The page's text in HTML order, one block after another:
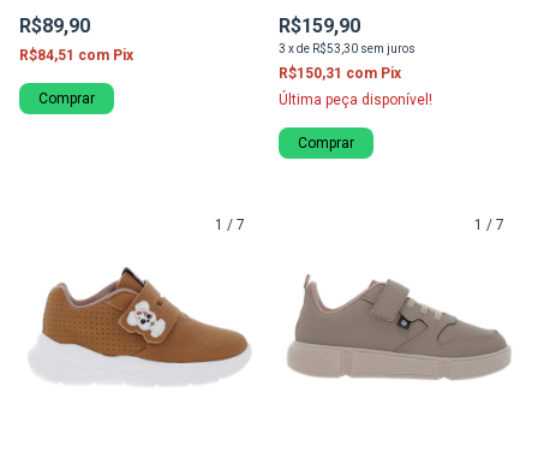
R$89,90
R$84,51 com Pix
Comprar
R$159,90
3 xde R$53,30 sem juros
R$150,31 com Pix
Última peça disponível!
Comprar
1 / 7 1 / 7